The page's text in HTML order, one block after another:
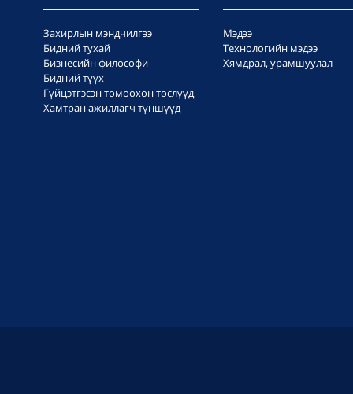
Захирлын мэндчилгээ
Бидний тухай
Бизнесийн философи
Бидний түүх
Гүйцэтгэсэн томоохон төслүүд
Хамтран ажиллагч түншүүд
Мэдээ
Технологийн мэдээ
Хямдрал, урамшуулал